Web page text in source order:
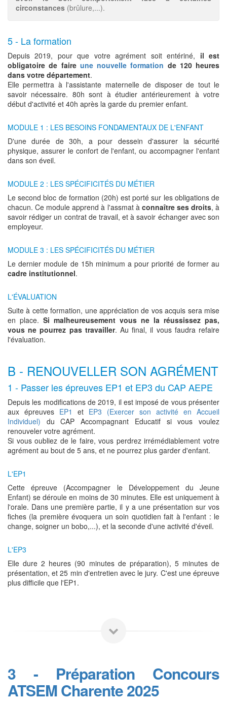
circonstances (brûlure,...).
5 - La formation
Depuis 2019, pour que votre agrément soit entériné, il est
obligatoire de faire une nouvelle formation de 120 heures
dans votre département.
Elle permettra à l'assistante maternelle de disposer de tout le
savoir nécessaire. 80h sont à étudier antérieurement à votre
début d'activité et 40h après la garde du premier enfant.
MODULE 1 : LES BESOINS FONDAMENTAUX DE L'ENFANT
D'une durée de 30h, a pour dessein d'assurer la sécurité
physique, assurer le confort de l'enfant, ou accompagner l'enfant
dans son éveil.
MODULE 2 : LES SPÉCIFICITÉS DU MÉTIER
Le second bloc de formation (20h) est porté sur les obligations de
chacun. Ce module apprend à l'assmat à connaître ses droits, à
savoir rédiger un contrat de travail, et à savoir échanger avec son
employeur.
MODULE 3 : LES SPÉCIFICITÉS DU MÉTIER
Le dernier module de 15h minimum a pour priorité de former au
cadre institutionnel.
L'ÉVALUATION
Suite à cette formation, une appréciation de vos acquis sera mise
en place. Si malheureusement vous ne la réussissez pas,
vous ne pourrez pas travailler. Au final, il vous faudra refaire
l'évaluation.
B - RENOUVELLER SON AGRÉMENT
1 - Passer les épreuves EP1 et EP3 du CAP AEPE
Depuis les modifications de 2019, il est imposé de vous présenter
aux épreuves EP1 et EP3 (Exercer son activité en Accueil
Individuel) du CAP Accompagnant Educatif si vous voulez
renouveler votre agrément.
Si vous oubliez de le faire, vous perdrez irrémédiablement votre
agrément au bout de 5 ans, et ne pourrez plus garder d'enfant.
L'EP1
Cette épreuve (Accompagner le Développement du Jeune
Enfant) se déroule en moins de 30 minutes. Elle est uniquement à
l'orale. Dans une première partie, il y a une présentation sur vos
fiches (la première évoquera un soin quotidien fait à l'enfant : le
change, soigner un bobo,...), et la seconde d'une activité d'éveil.
L'EP3
Elle dure 2 heures (90 minutes de préparation), 5 minutes de
présentation, et 25 min d'entretien avec le jury. C'est une épreuve
plus difficile que l'EP1.
3 - Préparation Concours
ATSEM Charente 2025